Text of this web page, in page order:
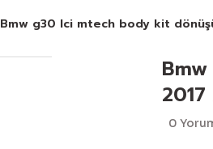
Bmw g30 lci mtech body kit
0